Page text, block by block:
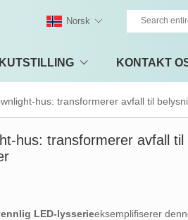
KONTAKT
Norsk
hus: transformerer avfall til
hus: transformerer avfall til
LED-lysserieeksemplifiserer